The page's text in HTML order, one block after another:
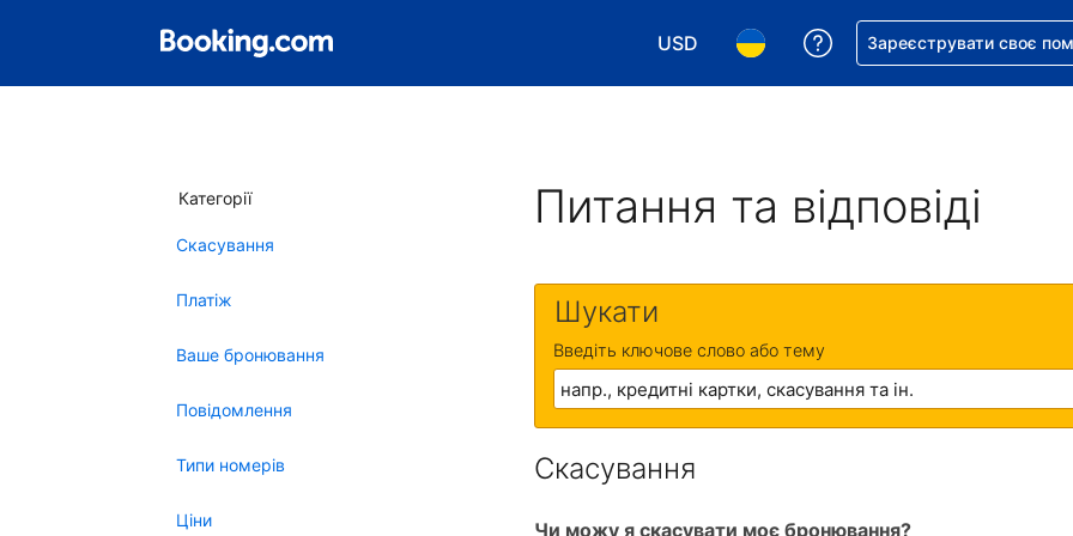
USD
Виберіть валюту. Ваша поточна валюта:
Виберіть мову. Ваша поточна
Отримайте допомогу з
Зареєструвати своє
Категорії
Скасування
Платіж
Ваше бронювання
Повідомлення
Типи номерів
Ціни
Питання та відповіді
Шукати
Введіть ключове слово або тему
Скасування
Чи можу я скасувати моє бронювання?